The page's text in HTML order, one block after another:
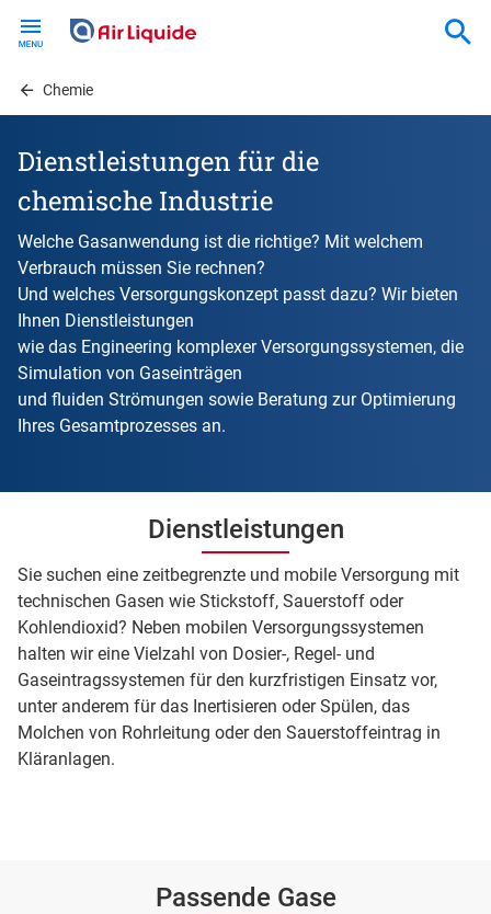
contentChemie
Dienstleistungen für die
chemische Industrie
Welche Gasanwendung ist die richtige? Mit welchem
Verbrauch müssen Sie rechnen?
Und welches Versorgungskonzept passt dazu? Wir bieten
Ihnen Dienstleistungen
wie das Engineering komplexer Versorgungssystemen, die
Simulation von Gaseinträgen
und fluiden Strömungen sowie Beratung zur Optimierung
Ihres Gesamtprozesses an.
Dienstleistungen
Sie suchen eine zeitbegrenzte und mobile Versorgung mit
technischen Gasen wie Stickstoff, Sauerstoff oder
Kohlendioxid? Neben mobilen Versorgungssystemen
halten wir eine Vielzahl von Dosier-, Regel- und
Gaseintragssystemen für den kurzfristigen Einsatz vor,
unter anderem für das Inertisieren oder Spülen, das
Molchen von Rohrleitung oder den Sauerstoffeintrag in
Kläranlagen.
Passende Gase